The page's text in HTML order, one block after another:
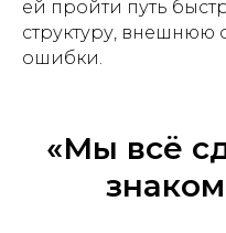
ей пройти путь
структуру, внешнюю
ошибки.
«Мы всё